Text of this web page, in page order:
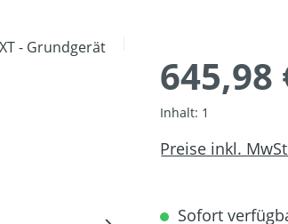
645,98
Inhalt: 1
Preise inkl.
Sofort